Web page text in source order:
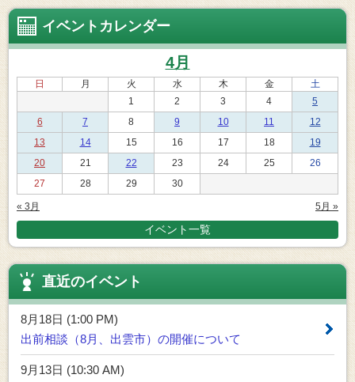
イベントカレンダー
4月
日 月 火 水 木 金
土
1
2 3 4
5
6
7 8 9 10 11
12
13
14 15 16 17 18
19
20
21 22 23 24 25
26
27
28 29 30
« 3月 5月 »
イベント一覧
直近のイベント
8月18日 (1:00 PM)
出前相談（8月、出雲市）の開催について
9月13日 (10:30 AM)